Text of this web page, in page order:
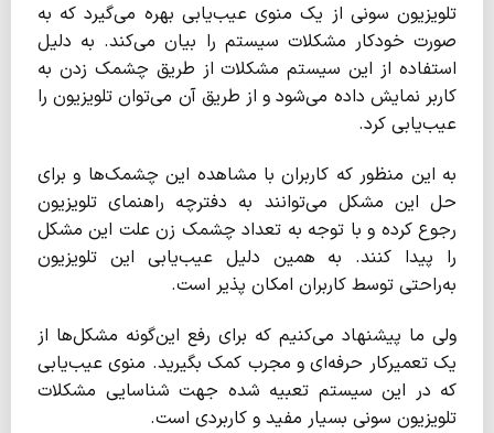
تلویزیون سونی از یک منوی عیب‌یابی بهره می‌گیرد که به
صورت خودکار مشکلات سیستم را بیان می‌کند. به دلیل
استفاده از این سیستم مشکلات از طریق چشمک زدن به
کاربر نمایش داده می‌شود و از طریق آن می‌توان تلویزیون را
عیب‌یابی کرد.
به این منظور که کاربران با مشاهده این چشمک‌ها و برای
حل این مشکل می‌توانند به دفترچه راهنمای تلویزیون
رجوع کرده و با توجه به تعداد چشمک زن علت این مشکل
را پیدا کنند. به همین دلیل عیب‌یابی این تلویزیون
به‌راحتی توسط کاربران امکان پذیر است.
ولی ما پیشنهاد می‌کنیم که برای رفع این‌گونه مشکل‌ها از
یک تعمیرکار حرفه‌ای و مجرب کمک بگیرید. منوی عیب‌یابی
که در این سیستم تعبیه شده جهت شناسایی مشکلات
تلویزیون سونی بسیار مفید و کاربردی است.